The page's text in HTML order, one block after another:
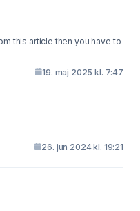
this article then you have to
19. maj 2025 kl. 7:47
26. jun 2024 kl. 19:21